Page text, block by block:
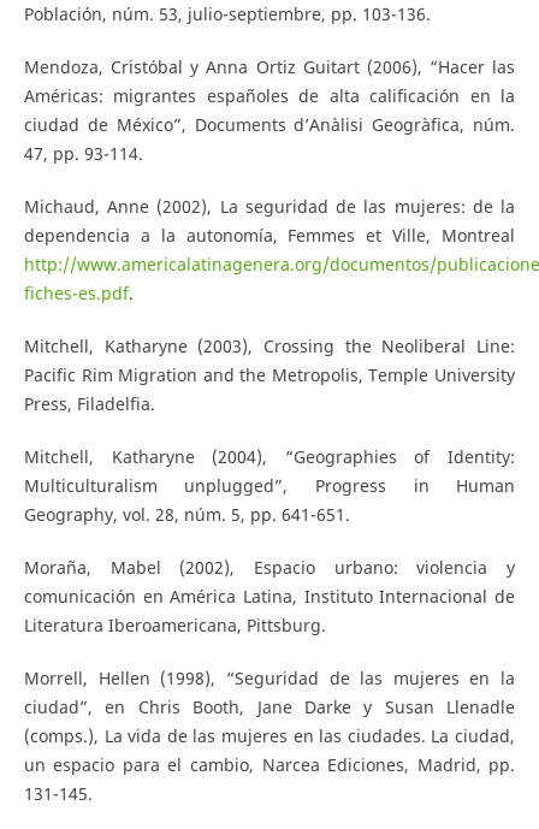
Población, núm. 53, julio-septiembre, pp. 103-136.
Mendoza, Cristóbal y Anna Ortiz Guitart (2006), “Hacer las
Américas: migrantes españoles de alta calificación en la
ciudad de México”, Documents d’Anàlisi Geogràfica, núm.
47, pp. 93-114.
Michaud, Anne (2002), La seguridad de las mujeres: de la
dependencia a la autonomía, Femmes et Ville, Montreal
http://www.americalatinagenera.org/documentos/
fiches-es.pdf.
Mitchell, Katharyne (2003), Crossing the Neoliberal Line:
Pacific Rim Migration and the Metropolis, Temple University
Press, Filadelfia.
Mitchell, Katharyne (2004), “Geographies of Identity:
Multiculturalism unplugged”, Progress in Human
Geography, vol. 28, núm. 5, pp. 641-651.
Moraña, Mabel (2002), Espacio urbano: violencia y
comunicación en América Latina, Instituto Internacional de
Literatura Iberoamericana, Pittsburg.
Morrell, Hellen (1998), “Seguridad de las mujeres en la
ciudad”, en Chris Booth, Jane Darke y Susan Llenadle
(comps.), La vida de las mujeres en las ciudades. La ciudad,
un espacio para el cambio, Narcea Ediciones, Madrid, pp.
131-145.